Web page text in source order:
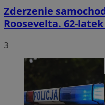
Zderzenie
Roosevelta. 62-
3